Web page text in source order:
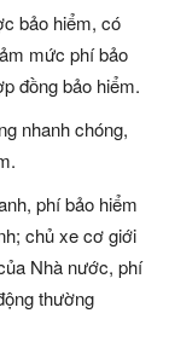
bảo hiểm, có
mức phí bảo
đồng bảo hiểm.
nhanh chóng,
phí bảo hiểm
chủ xe cơ giới
Nhà nước, phí
thường